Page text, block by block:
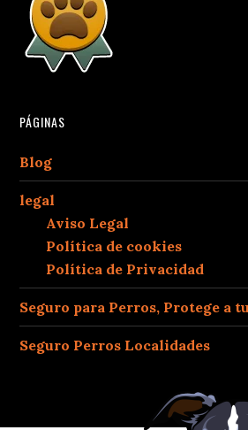
PÁGINAS
Blog
legal
Aviso Legal
Política de cookies
Política de Privacidad
Seguro para Perros, Protege a
Seguro Perros Localidades